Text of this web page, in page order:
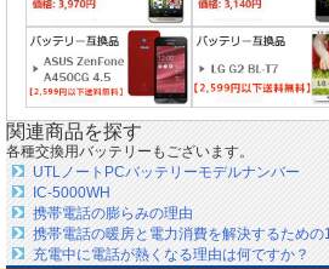
関連商品を探す
各種交換用バッテリーもございます。
UTLノートPCバッテリーモデルナンバー
IC-5000WH
携帯電話の膨らみの理由
携帯電話の暖房と電力消費を解決するための
充電中に電話が熱くなる理由は何ですか？